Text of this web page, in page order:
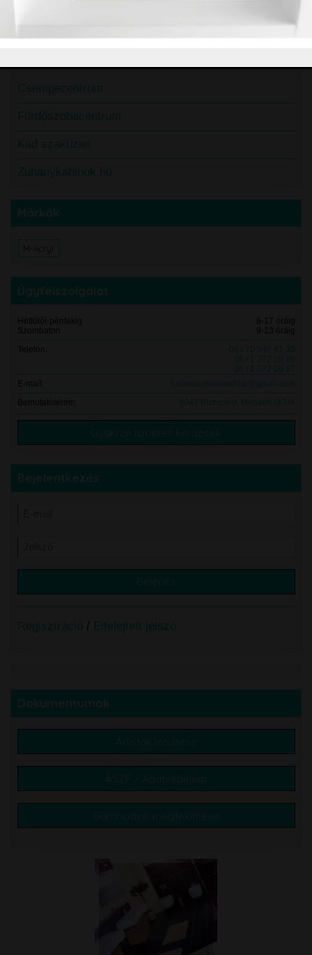
Csempecentrum
Fürdőszobacentrum
Kád szaküzlet
Zuhanykabinok.hu
Márkák
M-Acryl
Ügyfélszolgálat
Hétfőtől-péntekig
8-17 óráig
Szombaton
9-13 óráig
Telefon:
06 / 70 948 47 30
06 / 1 272 09 86
06 / 1 272 09 87
furdoszobawebshop@gmail.com
Bemutatóterem:
1047 Budapest, Megyeri út 7/A
Gyakran ismételt kérdések
Bejelentkezés
Regisztráció / Elfelejtett jelszó
Dokumentumok
Árlisták letöltése
ÁSZF / Adatvédelem
Garanciáink megtekintése